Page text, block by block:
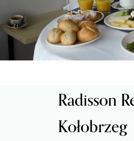
Radisson
Kołobrzeg